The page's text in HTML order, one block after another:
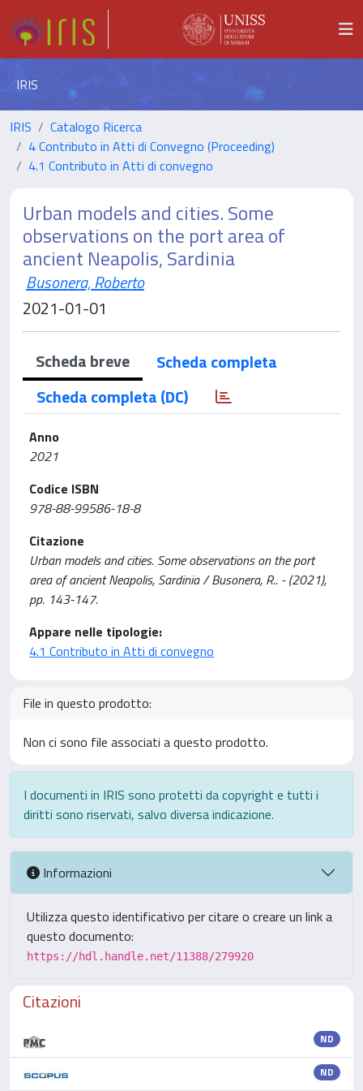
IRIS
IRIS
Catalogo Ricerca
4 Contributo in Atti di Convegno (Proceeding)
4.1 Contributo in Atti di convegno
Urban models and cities. Some
observations on the port area of
ancient Neapolis, Sardinia
Busonera, Roberto
2021-01-01
Scheda breve
Scheda completa
Scheda completa (DC)
Anno
2021
Codice ISBN
978-88-99586-18-8
Citazione
Urban models and cities. Some observations on the port
area of ancient Neapolis, Sardinia / Busonera, R.. - (2021),
pp. 143-147.
Appare nelle tipologie:
4.1 Contributo in Atti di convegno
File in questo prodotto:
Non ci sono file associati a questo prodotto.
I documenti in IRIS sono protetti da copyright e tutti i
diritti sono riservati, salvo diversa indicazione.
Informazioni
Utilizza questo identificativo per citare o creare un link a
questo documento:
https://hdl.handle.net/11388/279920
Citazioni
ND
ND